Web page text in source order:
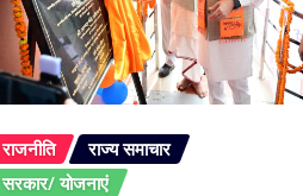
राजनीति
राज्य समाचार
सरकार/ योजनाएं